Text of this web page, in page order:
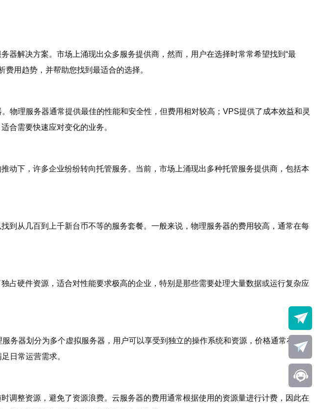
器解决方案。市场上涌现出众多服务提供商，然而，用户在选择时常常希望找到“最
费用趋势，并帮助您找到最适合的选择。
物理服务器通常提供最佳的性能和安全性，但费用相对较高；VPS提供了成本效益和灵
合需要快速应对变化的业务。
动下，许多企业纷纷转向托管服务。当前，市场上涌现出多种托管服务提供商，包括本
到从几百到上千新台币不等的服务套餐。一般来说，物理服务器的费用较高，通常在每
占硬件资源，适合对性能要求极高的企业，特别是那些需要处理大量数据或运行复杂应
务器划分为多个虚拟服务器，用户可以享受到独立的操作系统和资源，价格通常在每月
日常运营需求。
调整资源，避免了资源浪费。云服务器的费用通常根据使用的资源量进行计费，因此在